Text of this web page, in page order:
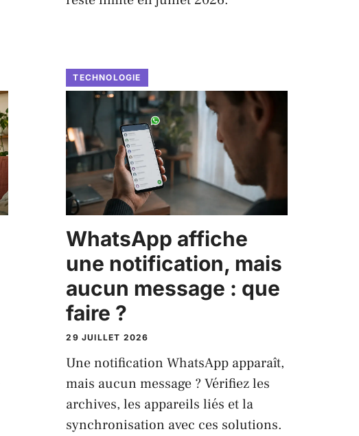
TECHNOLOGIE
WhatsApp affiche
une notification, mais
aucun message : que
faire ?
29 JUILLET 2026
Une notification WhatsApp apparaît,
mais aucun message ? Vérifiez les
archives, les appareils liés et la
synchronisation avec ces solutions.